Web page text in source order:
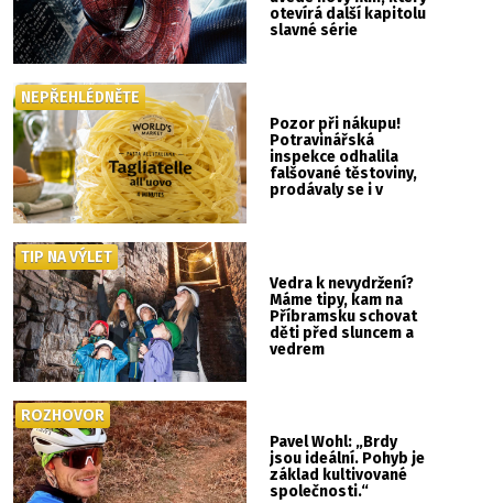
otevírá další kapitolu
slavné série
Pozor při nákupu!
Potravinářská
inspekce odhalila
falšované těstoviny,
prodávaly se i v
NEPŘEHLÉDNĚTE
Vedra k nevydržení?
Máme tipy, kam na
Příbramsku schovat
děti před sluncem a
vedrem
TIP NA VÝLET
Pavel Wohl: „Brdy
jsou ideální. Pohyb je
základ kultivované
společnosti.“
ROZHOVOR